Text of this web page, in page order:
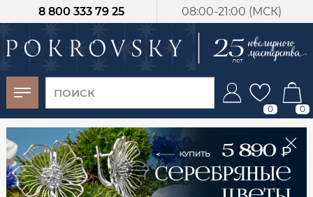
08:00-21:00 (МСК)
8 800 333 79 25
0 0
-30%
от 15 дней с
момента оплаты